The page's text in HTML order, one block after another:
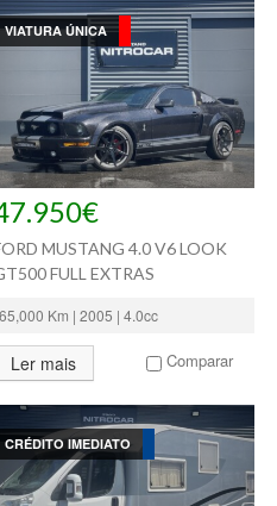
VIATURA ÚNICA
MUSTANG 4.0 V6 LOOK
FULL EXTRAS
65,000 Km | 2005 | 4.0cc
Ler mais Comparar
CRÉDITO IMEDIATO